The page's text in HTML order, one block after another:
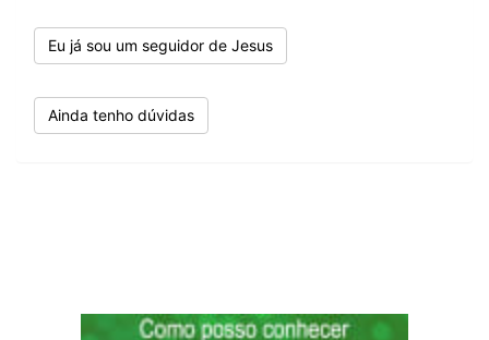
Eu já sou um seguidor de Jesus
Ainda tenho dúvidas